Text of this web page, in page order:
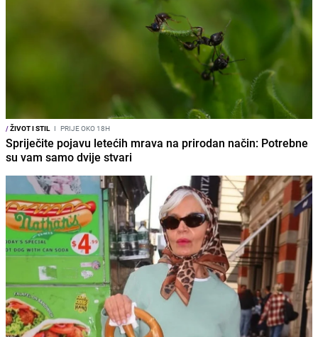
/ŽIVOT I STIL I PRIJE OKO 18H
Spriječite pojavu letećih mrava na prirodan način: Potrebne
su vam samo dvije stvari